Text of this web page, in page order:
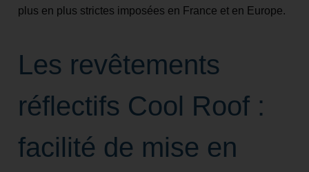
plus en plus strictes imposées en France et en Europe.
Les revêtements
réflectifs Cool Roof :
facilité de mise en